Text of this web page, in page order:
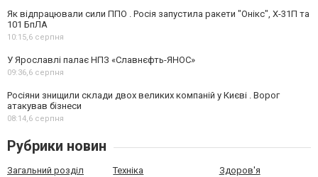
Як відпрацювали сили ППО . Росія запустила ракети "Онікс", Х-31П та
101 БпЛА
10:15,6 серпня
У Ярославлі палає НПЗ «Славнєфть-ЯНОС»
09:36,6 серпня
Росіяни знищили склади двох великих компаній у Києві . Ворог
атакував бізнеси
08:14,6 серпня
Рубрики новин
Загальний розділ Техніка Здоров'я